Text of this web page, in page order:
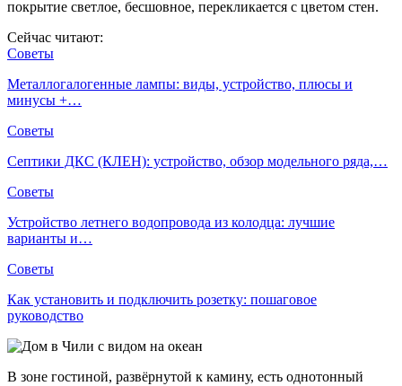
покрытие светлое, бесшовное, перекликается с цветом стен.
Сейчас читают:
Советы
Металлогалогенные лампы: виды, устройство, плюсы и
минусы +…
Советы
Септики ДКС (КЛЕН): устройство, обзор модельного ряда,…
Советы
Устройство летнего водопровода из колодца: лучшие
варианты и…
Советы
Как установить и подключить розетку: пошаговое
руководство
В зоне гостиной, развёрнутой к камину, есть однотонный